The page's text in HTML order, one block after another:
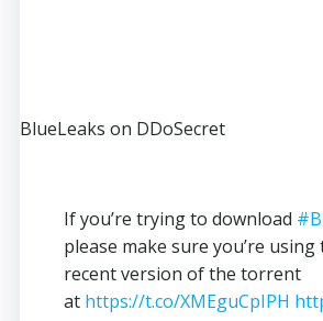
BlueLeaks on DDoSecret
If you’re trying to download
please make sure you’re
recent version of the torrent
at https://t.co/XMEguCpIPH